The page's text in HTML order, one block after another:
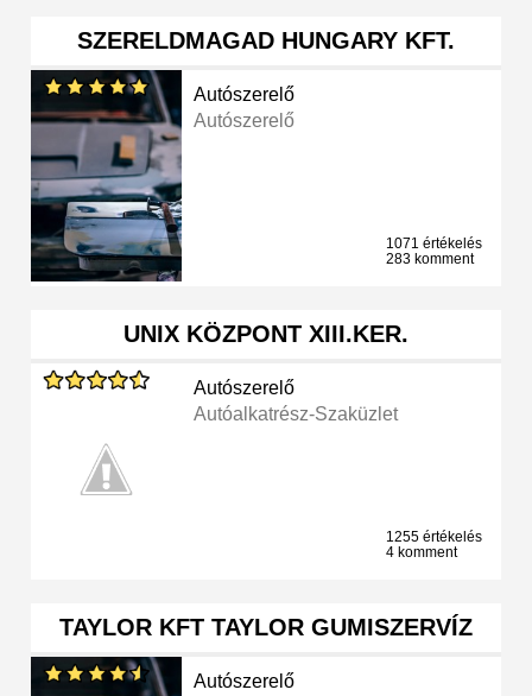
SZERELDMAGAD HUNGARY KFT.
Autószerelő
Autószerelő
1071 értékelés
283 komment
UNIX KÖZPONT XIII.KER.
Autószerelő
Autóalkatrész-Szaküzlet
1255 értékelés
4 komment
TAYLOR KFT TAYLOR GUMISZERVÍZ
Autószerelő